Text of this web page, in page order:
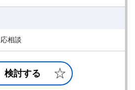
相談
検討する